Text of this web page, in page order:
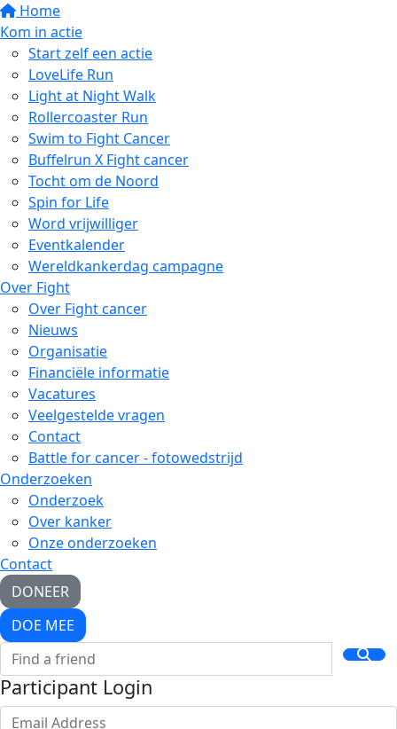
Home
Kom in actie
Start zelf een actie
LoveLife Run
Light at Night Walk
Rollercoaster Run
Swim to Fight Cancer
Buffelrun X Fight cancer
Tocht om de Noord
Spin for Life
Word vrijwilliger
Eventkalender
Wereldkankerdag campagne
Over Fight
Over Fight cancer
Nieuws
Organisatie
Financiële informatie
Vacatures
Veelgestelde vragen
Contact
Battle for cancer - fotowedstrijd
Onderzoeken
Onderzoek
Over kanker
Onze onderzoeken
Contact
DONEER
DOE MEE
Participant Login